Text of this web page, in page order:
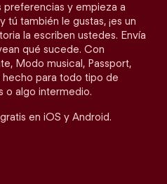
preferencias y empieza a
tú también le gustas, ¡es un
la escriben ustedes. Envía
qué sucede. Con
Modo musical, Passport,
para todo tipo de
o algo intermedio.
en iOS y Android.